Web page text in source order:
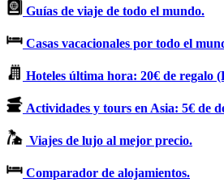
Guías de viaje de todo el mundo.
Casas vacacionales por todo el
Hoteles última hora: 20€ de regalo
Actividades y tours en Asia: 5€ de
Viajes de lujo al mejor precio.
Comparador de alojamientos.